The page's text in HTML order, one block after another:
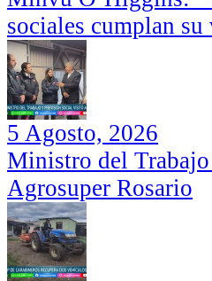
sociales cumplan
5 Agosto, 2026
Ministro del
Agrosuper Rosario